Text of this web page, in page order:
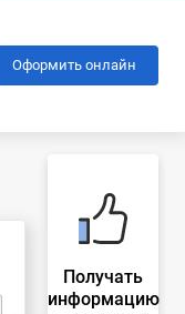
Оформить онлайн
Получать
информацию